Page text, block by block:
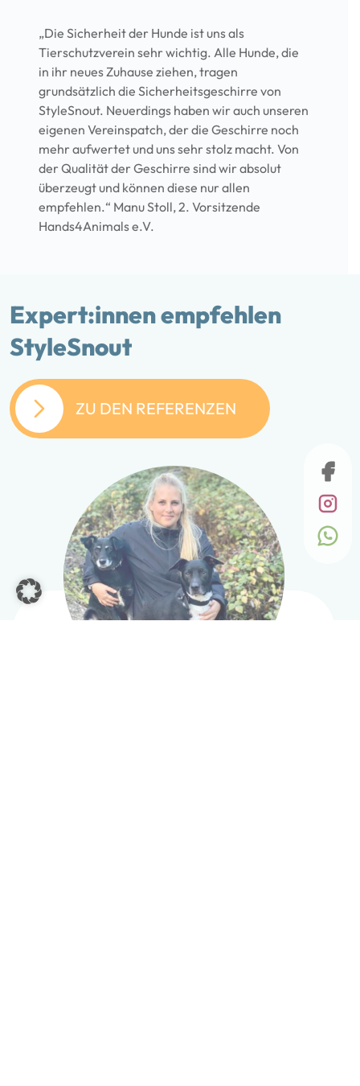
„Die Sicherheit der Hunde ist uns als
Tierschutzverein sehr wichtig. Alle Hunde, die
in ihr neues Zuhause ziehen, tragen
grundsätzlich die Sicherheitsgeschirre von
StyleSnout. Neuerdings haben wir auch unseren
eigenen Vereinspatch, der die Geschirre noch
mehr aufwertet und uns sehr stolz macht. Von
der Qualität der Geschirre sind wir absolut
überzeugt und können diese nur allen
empfehlen.“ Manu Stoll, 2. Vorsitzende
Hands4Animals e.V.
Expert:innen empfehlen
StyleSnout
ZU DEN REFERENZEN